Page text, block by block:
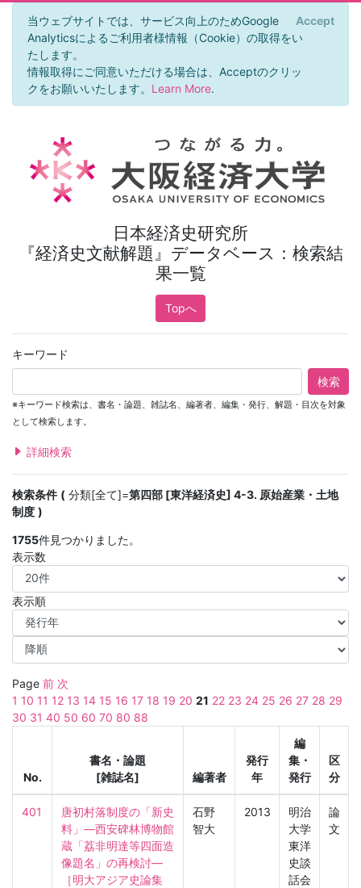
当ウェブサイトでは、サービス向上のためGoogle
Analyticsによるご利用者様情報（Cookie）の取得をい
たします。
情報取得にご同意いただける場合は、Acceptのクリッ
クをお願いいたします。 Learn More.
Accept
日本経済史研究所
『経済史文献解題』データベース：検索結
果一覧
Topへ
キーワード
検索
※キーワード検索は、書名・論題、雑誌名、編著者、編集・発行、解題・目次を対象
として検索します。
詳細検索
検索条件 分類[全て]=第四部 [東洋経済史] 4-3. 原始産業・土地
制度
1755件見つかりました。
表示数
表示順
Page 前 次
1 10 11 12 13 14 15 16 17 18 19 20 21 22 23 24 25 26 27 28 29
30 31 40 50 60 70 80 88
No.
書名・論題
[雑誌名]
編著者
発行
年
編
集・
発行
区
分
401
唐初村落制度の「新史
料」―西安碑林博物館
蔵「荔非明達等四面造
像題名」の再検討―
［明大アジア史論集
石野
智大
2013
明治
大学
東洋
史談
話会
論
文
×